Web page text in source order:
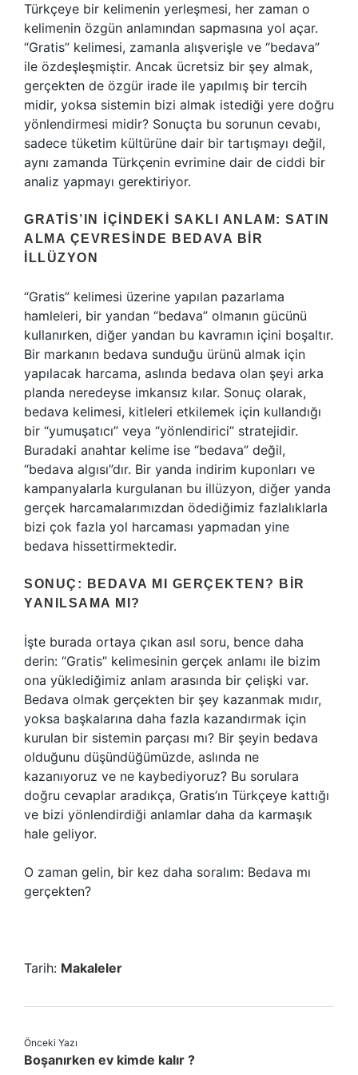
Türkçeye bir kelimenin yerleşmesi, her zaman o
kelimenin özgün anlamından sapmasına yol açar.
“Gratis” kelimesi, zamanla alışverişle ve “bedava”
ile özdeşleşmiştir. Ancak ücretsiz bir şey almak,
gerçekten de özgür irade ile yapılmış bir tercih
midir, yoksa sistemin bizi almak istediği yere doğru
yönlendirmesi midir? Sonuçta bu sorunun cevabı,
sadece tüketim kültürüne dair bir tartışmayı değil,
aynı zamanda Türkçenin evrimine dair de ciddi bir
analiz yapmayı gerektiriyor.
GRATIS’IN İÇINDEKI SAKLI ANLAM: SATIN
ALMA ÇEVRESINDE BEDAVA BIR
İLLÜZYON
“Gratis” kelimesi üzerine yapılan pazarlama
hamleleri, bir yandan “bedava” olmanın gücünü
kullanırken, diğer yandan bu kavramın içini boşaltır.
Bir markanın bedava sunduğu ürünü almak için
yapılacak harcama, aslında bedava olan şeyi arka
planda neredeyse imkansız kılar. Sonuç olarak,
bedava kelimesi, kitleleri etkilemek için kullandığı
bir “yumuşatıcı” veya “yönlendirici” stratejidir.
Buradaki anahtar kelime ise “bedava” değil,
“bedava algısı”dır. Bir yanda indirim kuponları ve
kampanyalarla kurgulanan bu illüzyon, diğer yanda
gerçek harcamalarımızdan ödediğimiz fazlalıklarla
bizi çok fazla yol harcaması yapmadan yine
bedava hissettirmektedir.
SONUÇ: BEDAVA MI GERÇEKTEN? BIR
YANILSAMA MI?
İşte burada ortaya çıkan asıl soru, bence daha
derin: “Gratis” kelimesinin gerçek anlamı ile bizim
ona yüklediğimiz anlam arasında bir çelişki var.
Bedava olmak gerçekten bir şey kazanmak mıdır,
yoksa başkalarına daha fazla kazandırmak için
kurulan bir sistemin parçası mı? Bir şeyin bedava
olduğunu düşündüğümüzde, aslında ne
kazanıyoruz ve ne kaybediyoruz? Bu sorulara
doğru cevaplar aradıkça, Gratis’ın Türkçeye kattığı
ve bizi yönlendirdiği anlamlar daha da karmaşık
hale geliyor.
O zaman gelin, bir kez daha soralım: Bedava mı
gerçekten?
Tarih: Makaleler
Önceki Yazı
Boşanırken ev kimde kalır ?